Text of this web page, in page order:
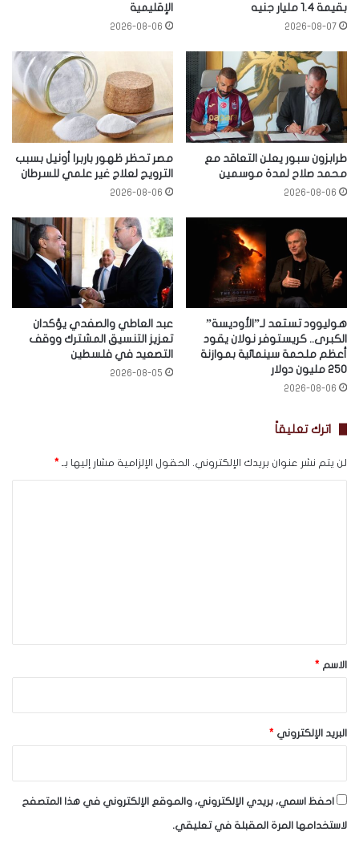
بقيمة 1.4 مليار جنيه
2026-08-07
الإقليمية
2026-08-06
طرابزون سبور يعلن التعاقد مع
محمد صلاح لمدة موسمين
2026-08-06
مصر تحظر ظهور باربرا أونيل بسبب
الترويج لعلاج غير علمي للسرطان
2026-08-06
هوليوود تستعد لـ”الأوديسة”
الكبرى.. كريستوفر نولان يقود
أعظم ملحمة سينمائية بموازنة
250 مليون دولار
2026-08-06
عبد العاطي والصفدي يؤكدان
تعزيز التنسيق المشترك ووقف
التصعيد في فلسطين
2026-08-05
اترك تعليقاً
لن يتم نشر عنوان بريدك الإلكتروني. الحقول الإلزامية مشار إليها بـ *
*الاسم *
البريد الإلكتروني *
احفظ اسمي، بريدي الإلكتروني، والموقع الإلكتروني في هذا المتصفح
لاستخدامها المرة المقبلة في تعليقي.